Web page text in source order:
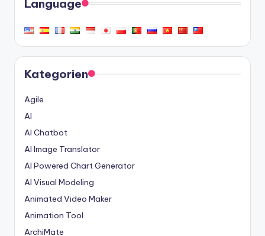
Language
Kategorien
Agile
AI
AI Chatbot
AI Image Translator
AI Powered Chart Generator
AI Visual Modeling
Animated Video Maker
Animation Tool
ArchiMate